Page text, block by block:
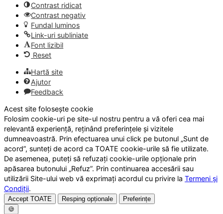
Contrast ridicat
Contrast negativ
Fundal luminos
Link-uri subliniate
Font lizibil
Reset
Hartă site
Ajutor
Feedback
Acest site folosește cookie
Folosim cookie-uri pe site-ul nostru pentru a vă oferi cea mai
relevantă experiență, reținând preferințele și vizitele
dumneavoastră. Prin efectuarea unui click pe butonul „Sunt de
acord”, sunteți de acord ca TOATE cookie-urile să fie utilizate.
De asemenea, puteți să refuzați cookie-urile opționale prin
apăsarea butonului „Refuz”. Prin continuarea accesării sau
utilizării Site-ului web vă exprimați acordul cu privire la Termeni și
Condiții.
Accept TOATE Resping opționale
Preferințe
🍪